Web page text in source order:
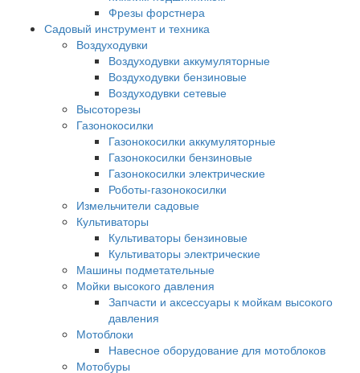
Фрезы форстнера
Садовый инструмент и техника
Воздуходувки
Воздуходувки аккумуляторные
Воздуходувки бензиновые
Воздуходувки сетевые
Высоторезы
Газонокосилки
Газонокосилки аккумуляторные
Газонокосилки бензиновые
Газонокосилки электрические
Роботы-газонокосилки
Измельчители садовые
Культиваторы
Культиваторы бензиновые
Культиваторы электрические
Машины подметательные
Мойки высокого давления
Запчасти и аксессуары к мойкам высокого
давления
Мотоблоки
Навесное оборудование для мотоблоков
Мотобуры